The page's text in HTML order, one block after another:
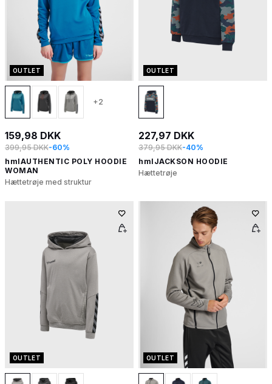
OUTLET
+2
159,98 DKK
399,95 DKK-60%
hmlAUTHENTIC POLY HOODIE
WOMAN
Hættetrøje med struktur
OUTLET
227,97 DKK
379,95 DKK-40%
hmlJACKSON HOODIE
Hættetrøje
OUTLET OUTLET